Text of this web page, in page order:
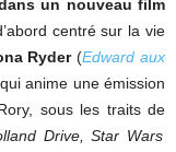
un nouveau film
centré sur la vie
Ryder(Edward aux
anime une émission
sous les traits de
Drive, Star Wars